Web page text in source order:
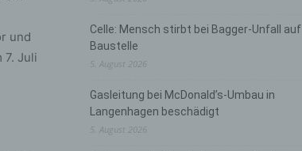
und
7. Juli
Celle: Mensch stirbt bei Bagger-Unfall auf
Baustelle
5. August 2026
Gasleitung bei McDonald’s-Umbau in
Langenhagen beschädigt
5. August 2026